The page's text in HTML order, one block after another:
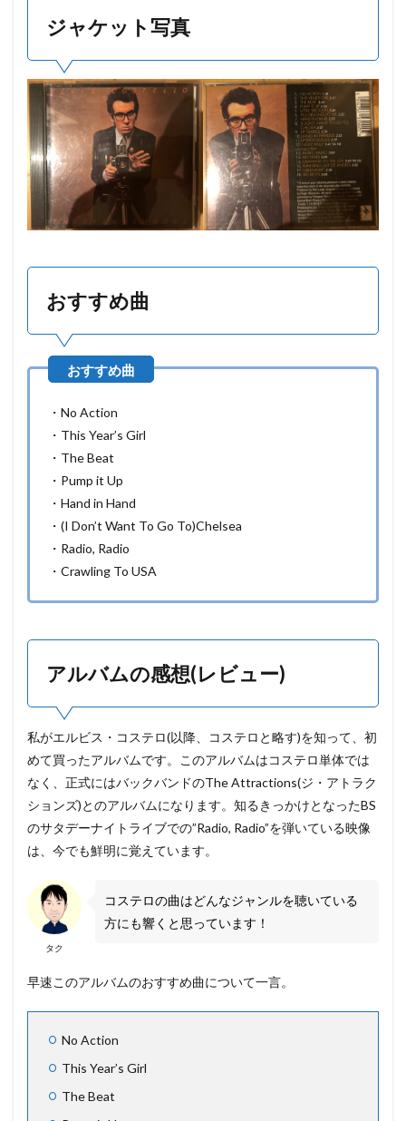
ト
写
真
2
お
す
す
め
曲
3
ル
感
想
ビ
ジャケット写真
おすすめ曲
・No Action
・This Year’s Girl
・The Beat
・Pump it Up
・Hand in Hand
・(I Don’t Want To Go To)Chelsea
・Radio, Radio
・Crawling To USA
アルバムの感想(レビュー)
私がエルビス・コステロ(以降、コステロと略す)を知って、初
めて買ったアルバムです。このアルバムはコステロ単体では
なく、正式にはバックバンドのThe Attractions(ジ・アトラク
ションズ)とのアルバムになります。知るきっかけとなったBS
のサタデーナイトライブでの”Radio, Radio”を弾いている映像
は、今でも鮮明に覚えています。
タク
コステロの曲はどんなジャンルを聴いている
方にも響くと思っています！
早速このアルバムのおすすめ曲について一言。
No Action
This Year’s Girl
The Beat